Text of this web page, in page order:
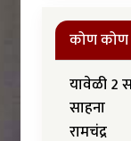
कोण
यावेळी
साहना
रामचंद्र